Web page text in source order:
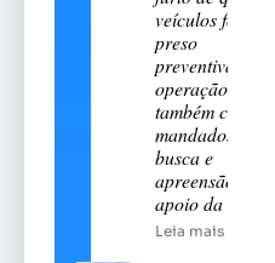
veículos foi
preso
preventivamente;
operação
também cumpriu
mandados de
busca e
apreensão com
apoio da DHPP
Leia mais